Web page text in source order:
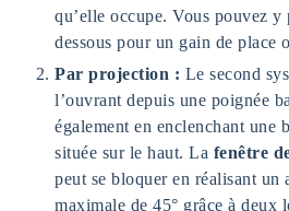
qu’elle occupe. Vous pouvez y
dessous pour un gain de place
Par projection : Le second
l’ouvrant depuis une poignée
également en enclenchant une
située sur le haut. La fenêtre
peut se bloquer en réalisant un
maximale de 45° grâce à deux